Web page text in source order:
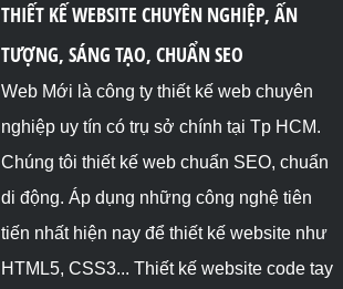
THIẾT KẾ WEBSITE CHUYÊN NGHIỆP, ẤN
TƯỢNG, SÁNG TẠO, CHUẨN SEO
Web Mới là công ty thiết kế web chuyên
nghiệp uy tín có trụ sở chính tại Tp HCM.
Chúng tôi thiết kế web chuẩn SEO, chuẩn
di động. Áp dụng những công nghệ tiên
tiến nhất hiện nay để thiết kế website như
HTML5, CSS3... Thiết kế website code tay